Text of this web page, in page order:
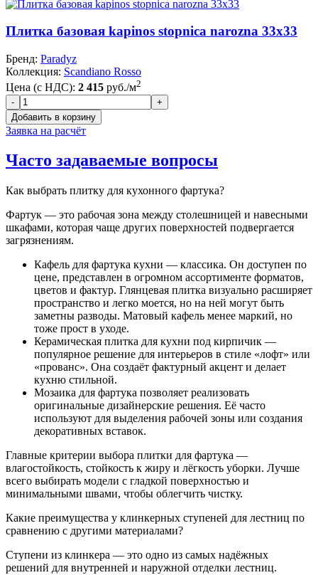
Плитка базовая kapinos stopnica narozna 33x33
Бренд: Paradyz
Коллекция: Scandiano Rosso
Цена (с НДС): 2 415 руб./м2
Заявка на расчёт
Часто задаваемые вопросы
Как выбрать плитку для кухонного фартука?
Фартук — это рабочая зона между столешницей и навесными
шкафами, которая чаще других поверхностей подвергается
загрязнениям.
Кафель для фартука кухни — классика. Он доступен по
цене, представлен в огромном ассортименте форматов,
цветов и фактур. Глянцевая плитка визуально расширяет
пространство и легко моется, но на ней могут быть
заметны разводы. Матовый кафель менее маркий, но
тоже прост в уходе.
Керамическая плитка для кухни под кирпичик —
популярное решение для интерьеров в стиле «лофт» или
«прованс». Она создаёт фактурный акцент и делает
кухню стильной.
Мозаика для фартука позволяет реализовать
оригинальные дизайнерские решения. Её часто
используют для выделения рабочей зоны или создания
декоративных вставок.
Главные критерии выбора плитки для фартука —
влагостойкость, стойкость к жиру и лёгкость уборки. Лучше
всего выбирать модели с гладкой поверхностью и
минимальными швами, чтобы облегчить чистку.
Какие преимущества у клинкерных ступеней для лестниц по
сравнению с другими материалами?
Ступени из клинкера — это одно из самых надёжных
решений для внутренней и наружной отделки лестниц.